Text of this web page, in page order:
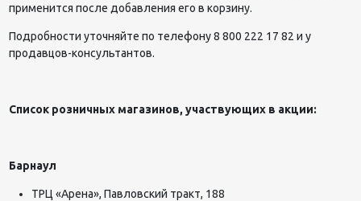
применится после добавления его в корзину.
Подробности уточняйте по телефону 8 800 222 17 82 и у
продавцов-консультантов.
Список розничных магазинов, участвующих в акции:
Барнаул
ТРЦ «Арена», Павловский тракт, 188